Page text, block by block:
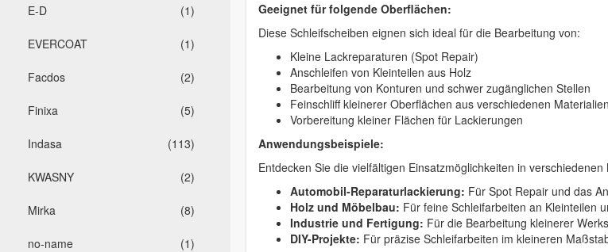
(1)
E-D
(1)
EVERCOAT
(2)
Facdos
(5)
Finixa
(113)
Indasa
(2)
KWASNY
(8)
Mirka
(1)
no-name
Geeignet für folgende Oberflächen:
Diese Schleifscheiben eignen sich ideal für die Bearbeitung von:
Kleine Lackreparaturen (Spot Repair)
Anschleifen von Kleinteilen aus Holz
Bearbeitung von Konturen und schwer zugänglichen Stellen
Feinschliff kleinerer Oberflächen aus verschiedenen Materialien
Vorbereitung kleiner Flächen für Lackierungen
Anwendungsbeispiele:
Entdecken Sie die vielfältigen Einsatzmöglichkeiten in verschiedenen
Automobil-Reparaturlackierung: Für Spot Repair und das
Holz und Möbelbau: Für feine Schleifarbeiten an Kleinteilen
Industrie und Fertigung: Für die Bearbeitung kleinerer
DIY-Projekte: Für präzise Schleifarbeiten im kleineren